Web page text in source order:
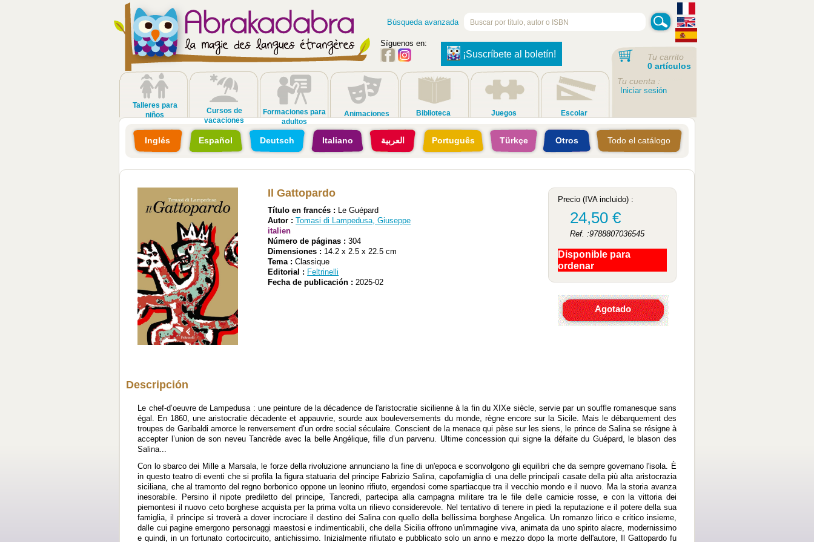
Búsqueda avanzada
Síguenos en:
¡Suscríbete al boletín!
Talleres para
niños
Cursos de
vacaciones
Formaciones para
adultos
Animaciones Biblioteca Juegos Escolar
Tu carrito
0 artículos
Tu cuenta :
Iniciar sesión
Inglés Español Deutsch Italiano العربية Português Türkçe Otros Todo el catálogo
Il Gattopardo
Título en francés : Le Guépard
Autor :Tomasi di Lampedusa, Giuseppe
italien
Número de páginas : 304
Dimensiones : 14.2 x 2.5 x 22.5 cm
Tema : Classique
Editorial : Feltrinelli
Fecha de publicación : 2025-02
Precio (IVA incluido) :
24,50 €
Ref. :9788807036545
Disponible para
ordenar
Agotado
Descripción
Le chef-d’oeuvre de Lampedusa : une peinture de la décadence de l'aristocratie sicilienne à la fin du XIXe siècle, servie par un souffle romanesque sans
égal. En 1860, une aristocratie décadente et appauvrie, sourde aux bouleversements du monde, règne encore sur la Sicile. Mais le débarquement des
troupes de Garibaldi amorce le renversement d’un ordre social séculaire. Conscient de la menace qui pèse sur les siens, le prince de Salina se résigne à
accepter l’union de son neveu Tancrède avec la belle Angélique, fille d’un parvenu. Ultime concession qui signe la défaite du Guépard, le blason des
Salina...
Con lo sbarco dei Mille a Marsala, le forze della rivoluzione annunciano la fine di un'epoca e sconvolgono gli equilibri che da sempre governano l'isola. È
in questo teatro di eventi che si profila la figura statuaria del principe Fabrizio Salina, capofamiglia di una delle principali casate della più alta aristocrazia
siciliana, che al tramonto del regno borbonico oppone un leonino rifiuto, ergendosi come spartiacque tra il vecchio mondo e il nuovo. Ma la storia avanza
inesorabile. Persino il nipote prediletto del principe, Tancredi, partecipa alla campagna militare tra le file delle camicie rosse, e con la vittoria dei
piemontesi il nuovo ceto borghese acquista per la prima volta un rilievo considerevole. Nel tentativo di tenere in piedi la reputazione e il potere della sua
famiglia, il principe si troverà a dover incrociare il destino dei Salina con quello della bellissima borghese Angelica. Un romanzo lirico e critico insieme,
dalle cui pagine emergono personaggi maestosi e indimenticabili, che della Sicilia offrono un'immagine viva, animata da uno spirito alacre, modernissimo
e quindi, in un fortunato cortocircuito, antichissimo. Inizialmente rifiutato e pubblicato solo un anno e mezzo dopo la morte dell'autore, Il Gattopardo fu